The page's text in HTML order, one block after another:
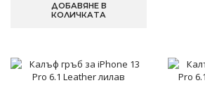
ДОБАВЯНЕ В
КОЛИЧКАТА